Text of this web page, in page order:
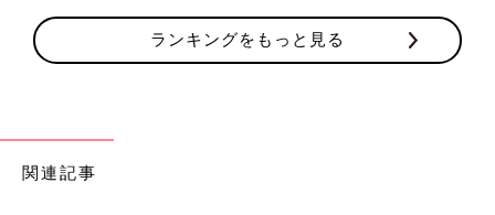
ランキングをもっと見る
関連記事